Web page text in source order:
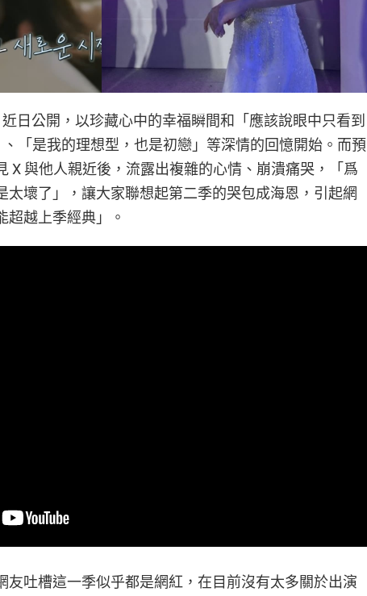
日公開，以珍藏心中的幸福瞬間和「應該說眼中只看到
「是我的理想型，也是初戀」等深情的回憶開始。而預
X 與他人親近後，流露出複雜的心情、崩潰痛哭，「爲
太壞了」，讓大家聯想起第二季的哭包成海恩，引起網
超越上季經典」。
友吐槽這一季似乎都是網紅，在目前沒有太多關於出演